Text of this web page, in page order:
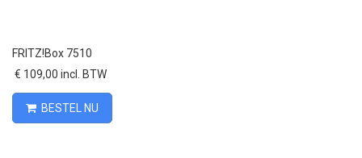
FRITZ!Box 7510
€ 109,00 incl. BTW
BESTEL NU